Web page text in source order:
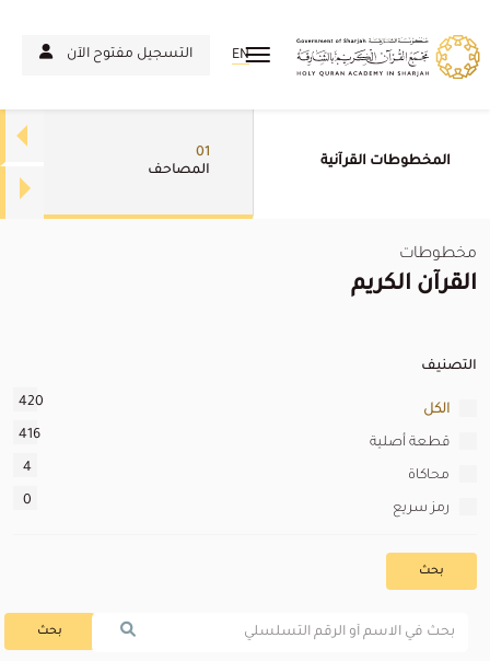
التسجيل مفتوح الآن EN
المخطوطات القرآنية
01
المصاحف
مخطوطات
القرآن الكريم
التصنيف
420
الكل
416
قطعة أصلية
4
محاكاة
0
رمز سريع
بحث
بحث